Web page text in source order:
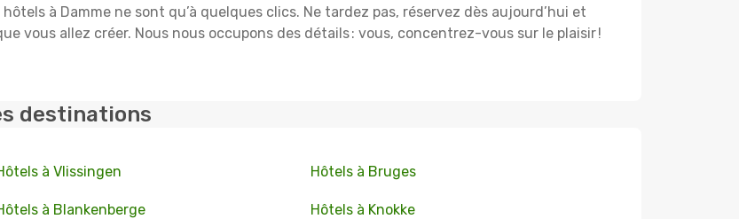
à Damme ne sont qu’à quelques clics. Ne tardez pas, réservez dès aujourd’hui et
vous allez créer. Nous nous occupons des détails : vous, concentrez-vous sur le plaisir !
destinations
à Vlissingen Hôtels à Bruges
à Blankenberge Hôtels à Knokke